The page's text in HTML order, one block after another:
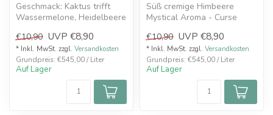
Geschmack: Kaktus trifft
Wassermelone, Heidelbeere
Aroma...
€10,90 UVP €8,90
* Inkl. MwSt. zzgl. Versandkosten
Grundpreis: €545,00 / Liter
Auf Lager
Süß cremige Himbeere
Mystical Aroma - Curse
€10,90 UVP €8,90
* Inkl. MwSt. zzgl. Versandkosten
Grundpreis: €545,00 / Liter
Auf Lager